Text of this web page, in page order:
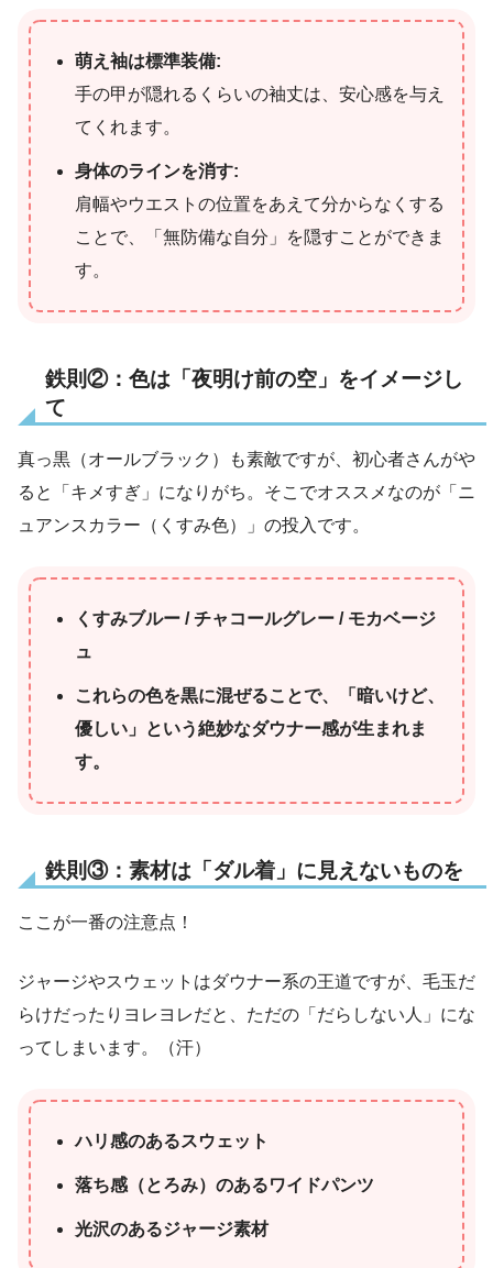
萌え袖は標準装備:
手の甲が隠れるくらいの袖丈は、安心感を与え
てくれます。
身体のラインを消す:
肩幅やウエストの位置をあえて分からなくする
ことで、「無防備な自分」を隠すことができま
す。
鉄則②：色は「夜明け前の空」をイメージし
て
真っ黒（オールブラック）も素敵ですが、初心者さんがや
ると「キメすぎ」になりがち。そこでオススメなのが「ニ
ュアンスカラー（くすみ色）」の投入です。
くすみブルー / チャコールグレー / モカベージ
ュ
これらの色を黒に混ぜることで、「暗いけど、
優しい」という絶妙なダウナー感が生まれま
す。
鉄則③：素材は「ダル着」に見えないものを
ここが一番の注意点！
ジャージやスウェットはダウナー系の王道ですが、毛玉だ
らけだったりヨレヨレだと、ただの「だらしない人」にな
ってしまいます。（汗）
ハリ感のあるスウェット
落ち感（とろみ）のあるワイドパンツ
光沢のあるジャージ素材